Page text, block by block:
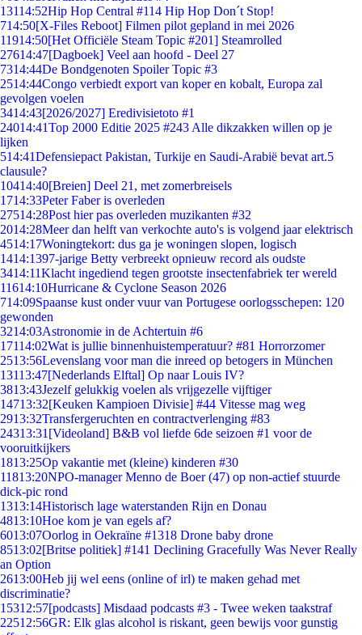
13114:52Hip Hop Central #114 Hip Hop Don´t Stop!
714:50[X-Files Reboot] Filmen pilot gepland in mei 2026
11914:50[Het Officiële Steam Topic #201] Steamrolled
27614:47[Dagboek] Veel aan hoofd - Deel 27
7314:44De Bondgenoten Spoiler Topic #3
2514:44Congo verbiedt export van koper en kobalt, Europa zal
gevolgen voelen
3414:43[2026/2027] Eredivisietoto #1
24014:41Top 2000 Editie 2025 #243 Alle dikzakken willen op je
lijken
514:41Defensiepact Pakistan, Turkije en Saudi-Arabië bevat art.5
clausule?
10414:40[Breien] Deel 21, met zomerbreisels
1714:33Peter Faber is overleden
27514:28Post hier pas overleden muzikanten #32
2014:28Meer dan helft van verkochte auto's is volgend jaar elektrisch
4514:17Woningtekort: dus ga je woningen slopen, logisch
1414:1397-jarige Betty verbreekt opnieuw record als oudste
3414:11Klacht ingediend tegen grootste insectenfabriek ter wereld
11614:10Hurricane & Cyclone Season 2026
714:09Spaanse kust onder vuur van Portugese oorlogsschepen: 120
gewonden
3214:03Astronomie in de Achtertuin #6
17114:02Wat is jullie binnenhuistemperatuur? #81 Horrorzomer
2513:56Levenslang voor man die inreed op betogers in München
13113:47[Nederlands Elftal] Op naar Louis IV?
3813:43Jezelf gelukkig voelen als vrijgezelle vijftiger
14713:32[Keuken Kampioen Divisie] #44 Vitesse mag weg
2913:32Transfergeruchten en contractverlenging #83
24313:31 [Videoland] B&B vol liefde 6de seizoen #1 voor de
vooruitkijkers
1813:25Op vakantie met (kleine) kinderen #30
11813:20NPO-manager Menno de Boer (47) op non-actief stuurde
dick-pic rond
1313:14Historisch lage waterstanden Rijn en Donau
4813:10Hoe kom je van egels af?
6013:07Oorlog in Oekraïne #1318 Drone baby drone
8513:02[Britse politiek] #141 Declining Gracefully Was Never Really
an Option
2613:00Heb jij wel eens (online of irl) te maken gehad met
discriminatie?
15312:57[podcasts] Misdaad podcasts #3 - Twee weken taakstraf
22512:56GR: Elk glas alcohol is riskant, geen bewijs voor gunstig